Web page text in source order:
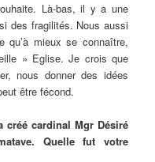
Là-bas, il y a une
des fragilités. Nous aussi
qu’à mieux se connaître,
» Eglise. Je crois que
nous donner des idées
être fécond.
créé cardinal Mgr Désiré
Quelle fut votre